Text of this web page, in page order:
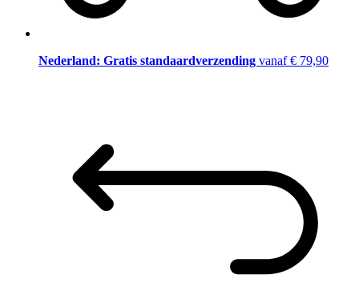
Nederland: Gratis standaardverzending vanaf € 79,90